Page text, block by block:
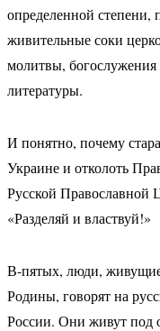
определенной степени,
живительные соки
молитвы, богослужения
литературы.
И понятно, почему
Украине и отколоть
Русской Православной
«Разделяй и властвуй!»
В-пятых, люди,
Родины, говорят на
России. Они живут под